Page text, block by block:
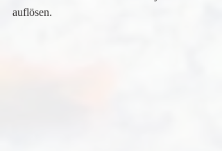
auflösen.